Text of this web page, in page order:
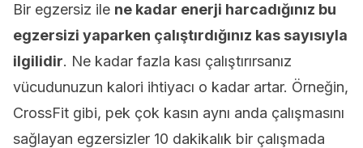
Bir egzersiz ile ne kadar enerji harcadığınız bu
egzersizi yaparken çalıştırdığınız kas sayısıyla
ilgilidir. Ne kadar fazla kası çalıştırırsanız
vücudunuzun kalori ihtiyacı o kadar artar. Örneğin,
CrossFit gibi, pek çok kasın aynı anda çalışmasını
sağlayan egzersizler 10 dakikalık bir çalışmada